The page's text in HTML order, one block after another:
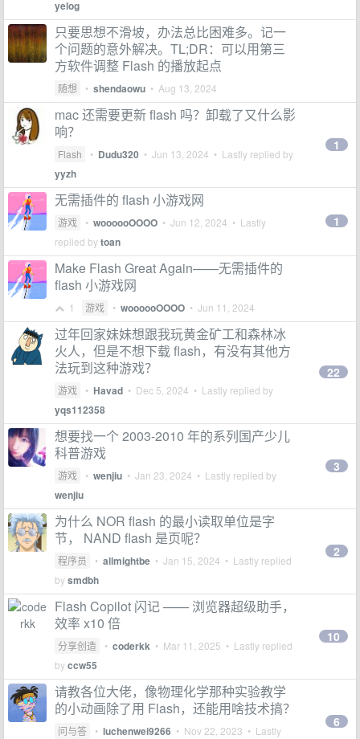
yelog
只要思想不滑坡，办法总比困难多。记一
个问题的意外解决。TL;DR：可以用第三
方软件调整 Flash 的播放起点
随想 • shendaowu • Aug 13, 2024
mac 还需要更新 flash 吗？卸载了又什么影
响？
Flash • Dudu320 • Jun 13, 2024 • Lastly replied by
yyzh
1
无需插件的 flash 小游戏网
游戏 • woooooOOOO • Jun 12, 2024 • Lastly
replied bytoan
1
Make Flash Great Again——无需插件的
flash 小游戏网
1 游戏 • woooooOOOO • Jun 11, 2024
过年回家妹妹想跟我玩黄金矿工和森林冰
火人，但是不想下载 flash，有没有其他方
法玩到这种游戏？
游戏 • Havad • Dec 5, 2024 • Lastly replied by
yqs112358
22
想要找一个 2003-2010 年的系列国产少儿
科普游戏
游戏 • wenjiu • Jan 23, 2024 • Lastly replied by
wenjiu
3
为什么 NOR flash 的最小读取单位是字
节， NAND flash 是页呢？
程序员 • allmightbe • Jan 15, 2024 • Lastly replied
bysmdbh
2
Flash Copilot 闪记 —— 浏览器超级助手，
效率 x10 倍
分享创造 • coderkk • Mar 11, 2025 • Lastly replied
byccw55
10
请教各位大佬，像物理化学那种实验教学
的小动画除了用 Flash，还能用啥技术搞？
问与答 • luchenwei9266 • Nov 22, 2023 • Lastly
6